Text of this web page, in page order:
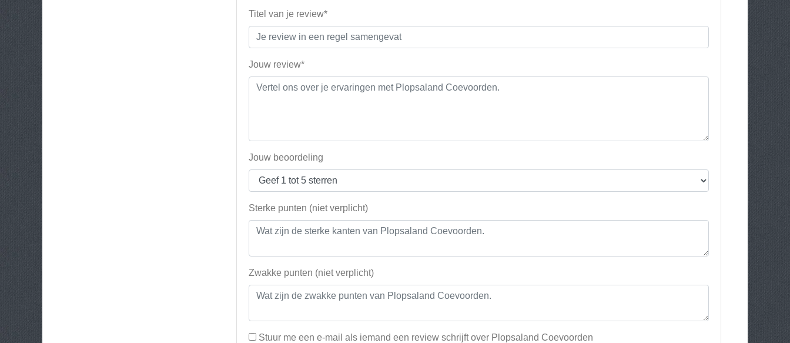
Titel van je review*
Jouw review*
Jouw beoordeling
Sterke punten (niet verplicht)
Zwakke punten (niet verplicht)
Stuur me een e-mail als iemand een review schrijft over Plopsaland Coevoorden